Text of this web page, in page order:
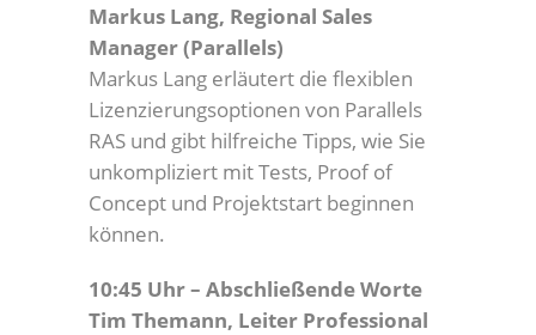
Markus Lang, Regional Sales
Manager (Parallels)
Markus Lang erläutert die flexiblen
Lizenzierungsoptionen von Parallels
RAS und gibt hilfreiche Tipps, wie Sie
unkompliziert mit Tests, Proof of
Concept und Projektstart beginnen
können.
10:45 Uhr – Abschließende Worte
Tim Themann, Leiter Professional